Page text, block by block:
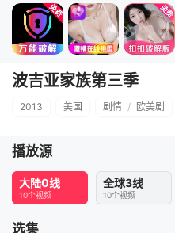
波吉亚家族第三季
2013 美国 剧情 / 欧美剧
播放源
大陆0线
10个视频
全球3线
10个视频
选集